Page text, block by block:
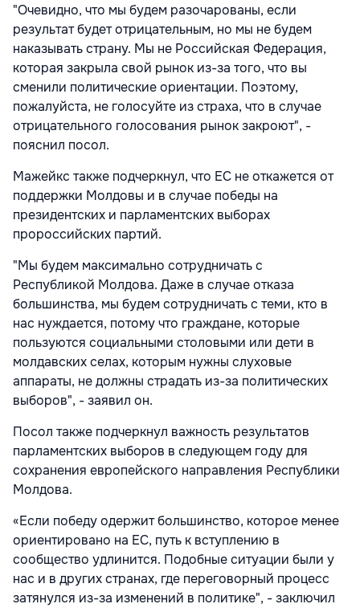
"Очевидно, что мы будем разочарованы, если
результат будет отрицательным, но мы не будем
наказывать страну. Мы не Российская Федерация,
которая закрыла свой рынок из-за того, что вы
сменили политические ориентации. Поэтому,
пожалуйста, не голосуйте из страха, что в случае
отрицательного голосования рынок закроют", -
пояснил посол.
Мажейкс также подчеркнул, что ЕС не откажется от
поддержки Молдовы и в случае победы на
президентских и парламентских выборах
пророссийских партий.
"Мы будем максимально сотрудничать с
Республикой Молдова. Даже в случае отказа
большинства, мы будем сотрудничать с теми, кто в
нас нуждается, потому что граждане, которые
пользуются социальными столовыми или дети в
молдавских селах, которым нужны слуховые
аппараты, не должны страдать из-за политических
выборов", - заявил он.
Посол также подчеркнул важность результатов
парламентских выборов в следующем году для
сохранения европейского направления Республики
Молдова.
«Если победу одержит большинство, которое менее
ориентировано на ЕС, путь к вступлению в
сообщество удлинится. Подобные ситуации были у
нас и в других странах, где переговорный процесс
затянулся из-за изменений в политике", - заключил